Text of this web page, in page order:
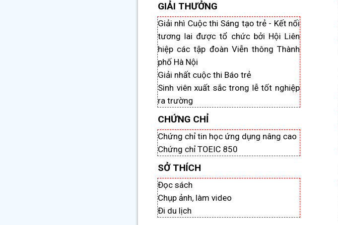
GIẢI THƯỞNG
Giải nhì Cuộc thi Sáng tạo trẻ - Kết nối
tương lai được tổ chức bởi Hội Liên
hiệp các tập đoàn Viễn thông Thành
phố Hà Nội
Giải nhất cuộc thi Báo trẻ
Sinh viên xuất sắc trong lễ tốt nghiệp
ra trường
CHỨNG CHỈ
Chứng chỉ tin học ứng dụng nâng cao
Chứng chỉ TOEIC 850
SỞ THÍCH
Đọc sách
Chụp ảnh, làm video
Đi du lịch